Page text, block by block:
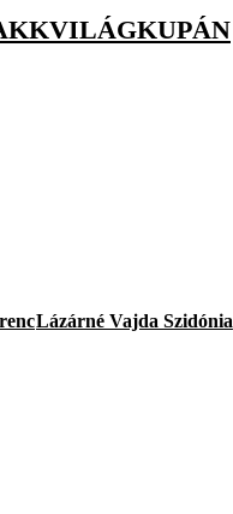
Lázárné Vajda Szidónia